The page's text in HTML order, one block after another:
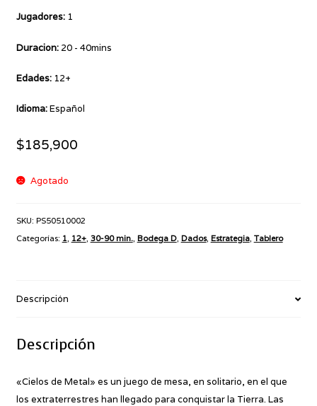
Jugadores: 1
Duracion: 20 - 40mins
Edades: 12+
Idioma:Español
$185,900
Agotado
SKU: PS50510002
Categorías: 1, 12+, 30-90 min., Bodega D, Dados, Estrategia, Tablero
Descripción
Descripción
«Cielos de Metal» es un juego de mesa, en solitario, en el que
los extraterrestres han llegado para conquistar la Tierra. Las